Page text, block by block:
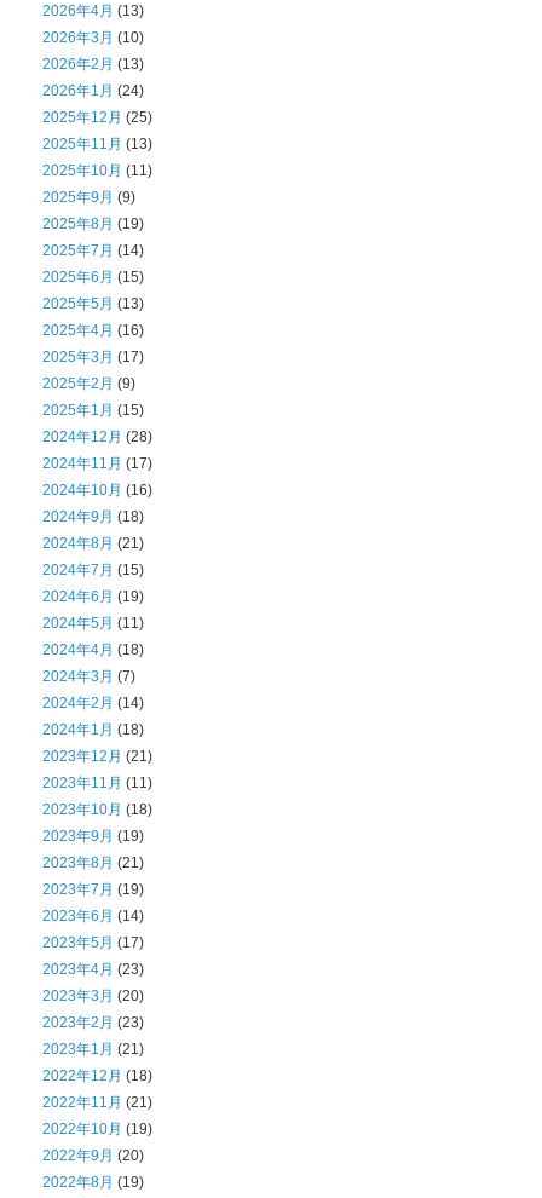
2026年4月 (13)
2026年3月 (10)
2026年2月 (13)
2026年1月 (24)
2025年12月 (25)
2025年11月 (13)
2025年10月 (11)
2025年9月 (9)
2025年8月 (19)
2025年7月 (14)
2025年6月 (15)
2025年5月 (13)
2025年4月 (16)
2025年3月 (17)
2025年2月 (9)
2025年1月 (15)
2024年12月 (28)
2024年11月 (17)
2024年10月 (16)
2024年9月 (18)
2024年8月 (21)
2024年7月 (15)
2024年6月 (19)
2024年5月 (11)
2024年4月 (18)
2024年3月 (7)
2024年2月 (14)
2024年1月 (18)
2023年12月 (21)
2023年11月 (11)
2023年10月 (18)
2023年9月 (19)
2023年8月 (21)
2023年7月 (19)
2023年6月 (14)
2023年5月 (17)
2023年4月 (23)
2023年3月 (20)
2023年2月 (23)
2023年1月 (21)
2022年12月 (18)
2022年11月 (21)
2022年10月 (19)
2022年9月 (20)
2022年8月 (19)